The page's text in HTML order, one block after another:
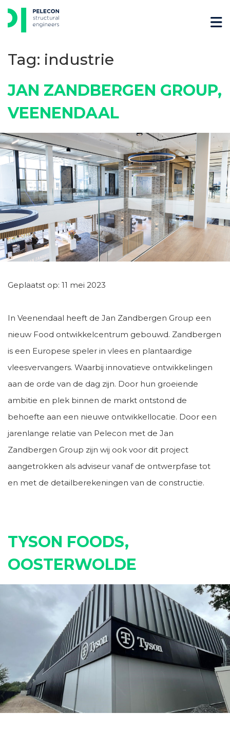
Skip
to
Tag: industrie
JAN ZANDBERGEN GROUP,
VEENENDAAL
Geplaatst op: 11 mei 2023
In Veenendaal heeft de Jan Zandbergen Group een
nieuw Food ontwikkelcentrum gebouwd. Zandbergen
is een Europese speler in vlees en plantaardige
vleesvervangers. Waarbij innovatieve ontwikkelingen
aan de orde van de dag zijn. Door hun groeiende
ambitie en plek binnen de markt ontstond de
behoefte aan een nieuwe ontwikkellocatie. Door een
jarenlange relatie van Pelecon met de Jan
Zandbergen Group zijn wij ook voor dit project
aangetrokken als adviseur vanaf de ontwerpfase tot
en met de detailberekeningen van de constructie.
TYSON FOODS,
OOSTERWOLDE